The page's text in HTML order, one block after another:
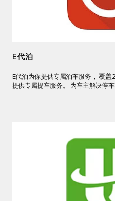
E代泊
E代泊为你提供专属泊车服务， 覆
提供专属提车服务。 为车主解决停车